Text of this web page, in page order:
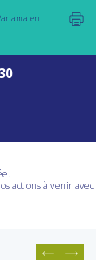
en
actions à venir avec